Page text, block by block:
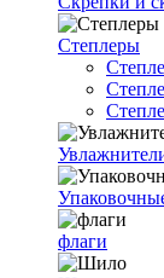
Степлеры
флаги